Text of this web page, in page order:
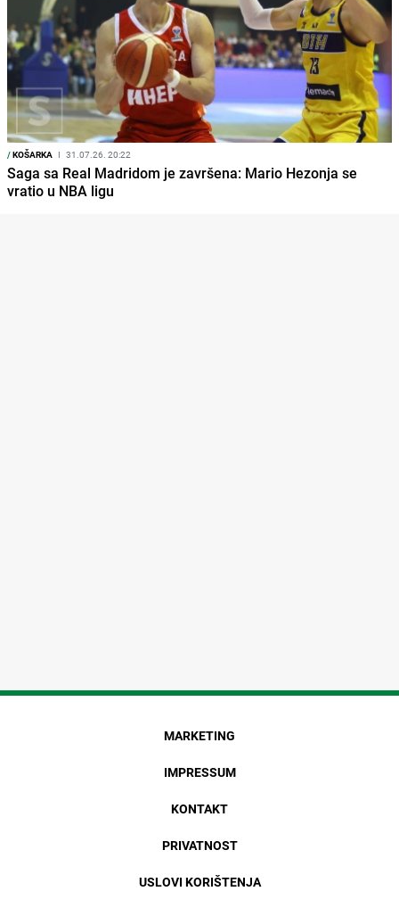
/KOŠARKA I 31.07.26. 20:22
Saga sa Real Madridom je završena: Mario Hezonja se
vratio u NBA ligu
MARKETING
IMPRESSUM
KONTAKT
PRIVATNOST
USLOVI KORIŠTENJA